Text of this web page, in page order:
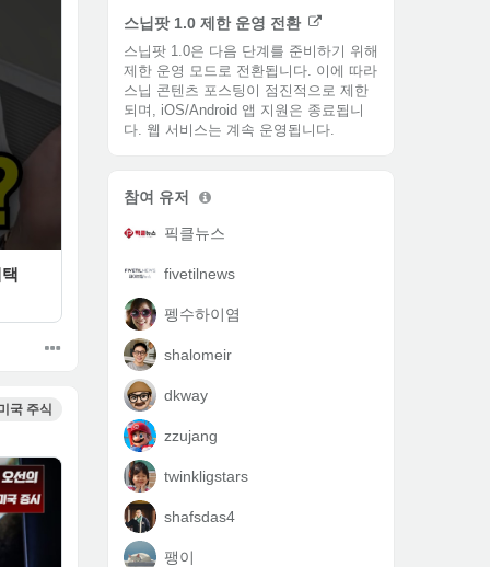
국 주식
스닙팟 1.0 제한 운영 전환
스닙팟 1.0은 다음 단계를 준비하기 위해
제한 운영 모드로 전환됩니다.​ 이에 따라
스닙 콘텐츠 포스팅이 점진적으로 제한
되며, iOS/Android 앱 지원은 종료됩니
다. 웹 서비스는 계속 운영됩니다.
참여 유저
픽클뉴스
fivetilnews
펭수하이염
shalomeir
dkway
zzujang
twinkligstars
shafsdas4
팽이